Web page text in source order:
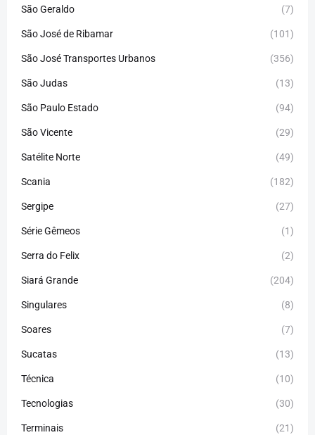
São Geraldo (7)
São José de Ribamar (101)
São José Transportes Urbanos (356)
São Judas (13)
São Paulo Estado (94)
São Vicente (29)
Satélite Norte (49)
Scania (182)
Sergipe (27)
Série Gêmeos (1)
Serra do Felix (2)
Siará Grande (204)
Singulares (8)
Soares (7)
Sucatas (13)
Técnica (10)
Tecnologias (30)
Terminais (21)